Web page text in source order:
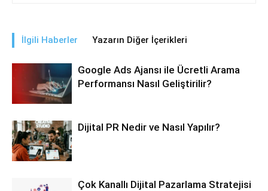
İlgili Haberler Yazarın Diğer İçerikleri
Google Ads Ajansı ile Ücretli Arama
Performansı Nasıl Geliştirilir?
Dijital PR Nedir ve Nasıl Yapılır?
Çok Kanallı Dijital Pazarlama Stratejisi